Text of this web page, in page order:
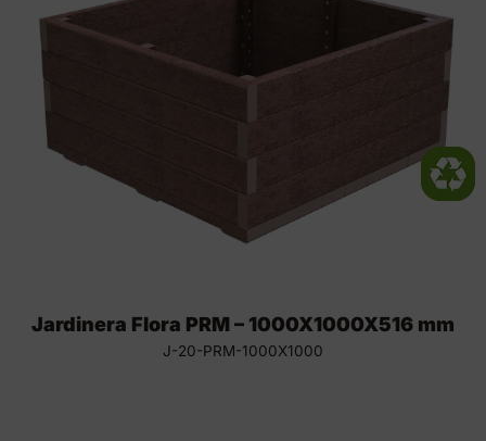
Jardinera Flora PRM – 1000X1000X516 mm
J-20-PRM-1000X1000